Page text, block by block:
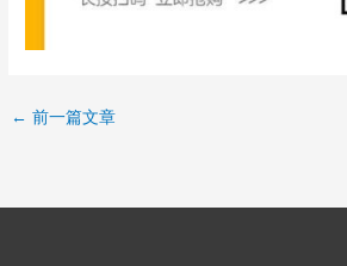
← 前一篇文章